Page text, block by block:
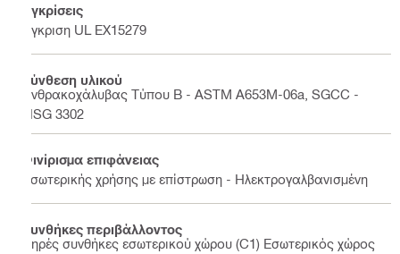
Εγκρίσεις
Έγκριση UL EX15279
Σύνθεση υλικού
Ανθρακοχάλυβας Τύπου Β - ASTM A653M-06a, SGCC -
JISG 3302
Φινίρισμα επιφάνειας
Εσωτερικής χρήσης με επίστρωση - Ηλεκτρογαλβανισμένη
Συνθήκες περιβάλλοντος
Ξηρές συνθήκες εσωτερικού χώρου (C1) Εσωτερικός χώρος